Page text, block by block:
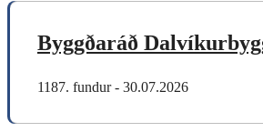
Byggðaráð
1187. fundur - 30.07.2026